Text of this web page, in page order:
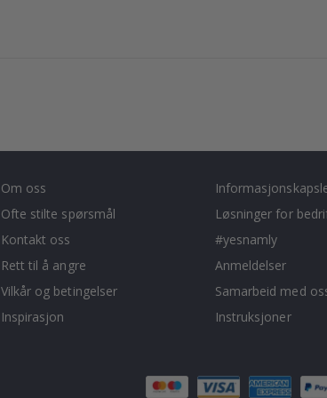
Om oss
Ofte stilte spørsmål
Kontakt oss
Rett til å angre
Vilkår og betingelser
Inspirasjon
Løsninger for
#yesnamly
Anmeldelser
Samarbeid med
Instruksjoner